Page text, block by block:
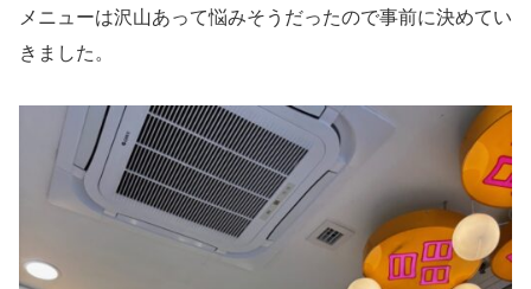
メニューは沢山あって悩みそうだったので事前に決めてい
きました。